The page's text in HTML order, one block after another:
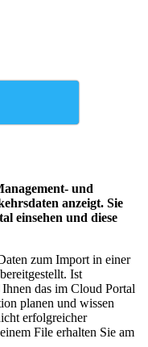
und
anzeigt. Sie
einsehen und diese
zum Import in einer
Ist
das im Cloud Portal
planen und wissen
erfolgreicher
File erhalten Sie am